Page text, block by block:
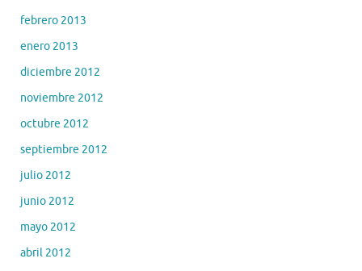
febrero 2013
enero 2013
diciembre 2012
noviembre 2012
octubre 2012
septiembre 2012
julio 2012
junio 2012
mayo 2012
abril 2012